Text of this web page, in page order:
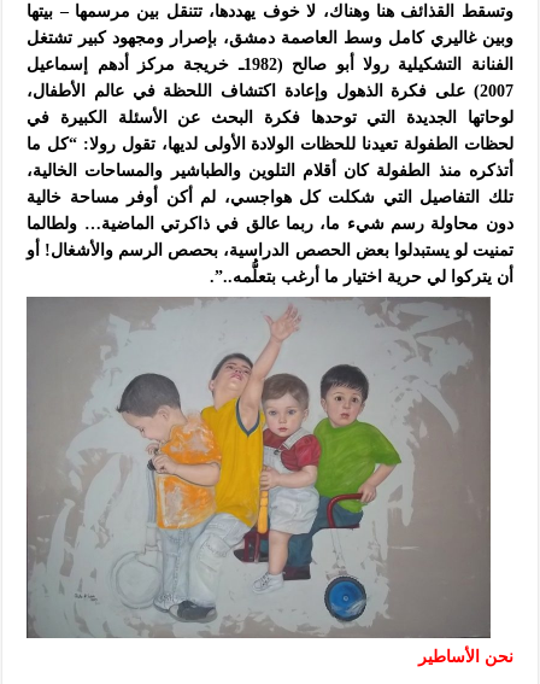
وتسقط القذائف هنا وهناك، لا خوف يهددها، تتنقل بين مرسمها – بيتها
وبين غاليري كامل وسط العاصمة دمشق، بإصرار ومجهود كبير تشتغل
الفنانة التشكيلية رولا أبو صالح (1982ـ خريجة مركز أدهم إسماعيل
2007) على فكرة الذهول وإعادة اكتشاف اللحظة في عالم الأطفال،
لوحاتها الجديدة التي توحدها فكرة البحث عن الأسئلة الكبيرة في
لحظات الطفولة تعيدنا للحظات الولادة الأولى لديها، تقول رولا: “كل ما
أتذكره منذ الطفولة كان أقلام التلوين والطباشير والمساحات الخالية،
تلك التفاصيل التي شكلت كل هواجسي، لم أكن أوفر مساحة خالية
دون محاولة رسم شيء ما، ربما عالق في ذاكرتي الماضية… ولطالما
تمنيت لو يستبدلوا بعض الحصص الدراسية، بحصص الرسم والأشغال! أو
أن يتركوا لي حرية اختيار ما أرغب بتعلُّمه..”.
نحن الأساطير